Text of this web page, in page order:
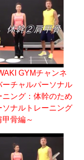
GYMチャンネ
ーチャルパーソナル
ニング：体幹のため
ソナルトレーニング
骨編～